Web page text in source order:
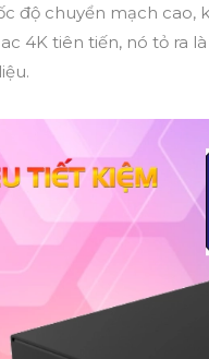
độ chuyển mạch cao,
4K tiên tiến, nó tỏ ra